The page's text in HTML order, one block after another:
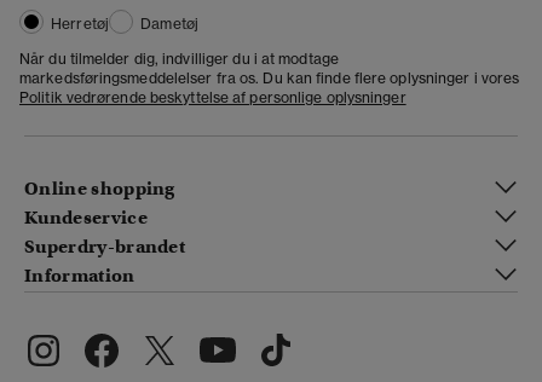
Herretøj
Dametøj
Når du tilmelder dig, indvilliger du i at modtage
markedsføringsmeddelelser fra os. Du kan finde flere oplysninger i vores
Politik vedrørende beskyttelse af personlige oplysninger
Online shopping
Kundeservice
Superdry-brandet
Information